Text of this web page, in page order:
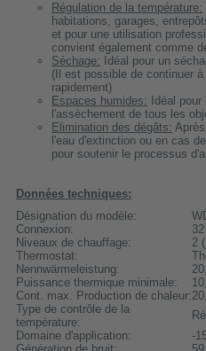
Régulation de la température:
habitations, garages,
et pour une utilisation
convient également comme
Séchage: Idéal pour un
(Il est possible de continuer
rapidement)
Espaces humides: Idéal
l'assèchement de tous les
Elimination des dégâts:
l'eau d'extinction ou en cas
pour soutenir le processus
Données techniques:
Désignation du modèle:
Connexion:
Niveaux de chauffage:
2
Thermostat:
Nennwärmeleistung:
Puissance thermique minimale:
Cont. max. Production de chaleur:
Type de contrôle de la
température:
Domaine d'application:
-